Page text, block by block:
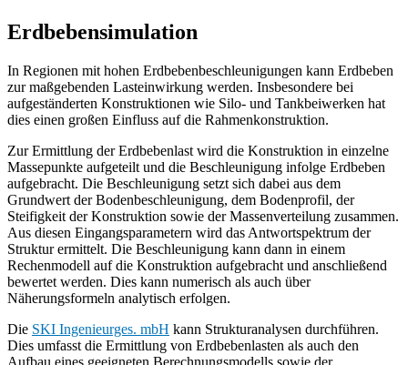
Erdbebensimulation
In Regionen mit hohen Erdbebenbeschleunigungen kann Erdbeben
zur maßgebenden Lasteinwirkung werden. Insbesondere bei
aufgeständerten Konstruktionen wie Silo- und Tankbeiwerken hat
dies einen großen Einfluss auf die Rahmenkonstruktion.
Zur Ermittlung der Erdbebenlast wird die Konstruktion in einzelne
Massepunkte aufgeteilt und die Beschleunigung infolge Erdbeben
aufgebracht. Die Beschleunigung setzt sich dabei aus dem
Grundwert der Bodenbeschleunigung, dem Bodenprofil, der
Steifigkeit der Konstruktion sowie der Massenverteilung zusammen.
Aus diesen Eingangsparametern wird das Antwortspektrum der
Struktur ermittelt. Die Beschleunigung kann dann in einem
Rechenmodell auf die Konstruktion aufgebracht und anschließend
bewertet werden. Dies kann numerisch als auch über
Näherungsformeln analytisch erfolgen.
Die SKI Ingenieurges. mbH kann Strukturanalysen durchführen.
Dies umfasst die Ermittlung von Erdbebenlasten als auch den